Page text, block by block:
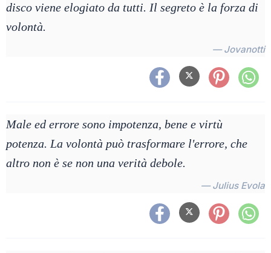
disco viene elogiato da tutti. Il segreto è la forza di
volontà.
— Jovanotti
Male ed errore sono impotenza, bene e virtù
potenza. La volontà può trasformare l'errore, che
altro non è se non una verità debole.
— Julius Evola